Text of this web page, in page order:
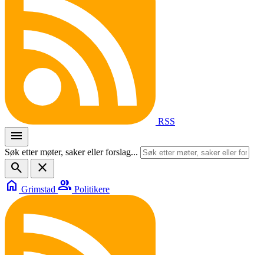
RSS
menu
Søk etter møter, saker eller forslag...
search
close
home Grimstad group Politikere